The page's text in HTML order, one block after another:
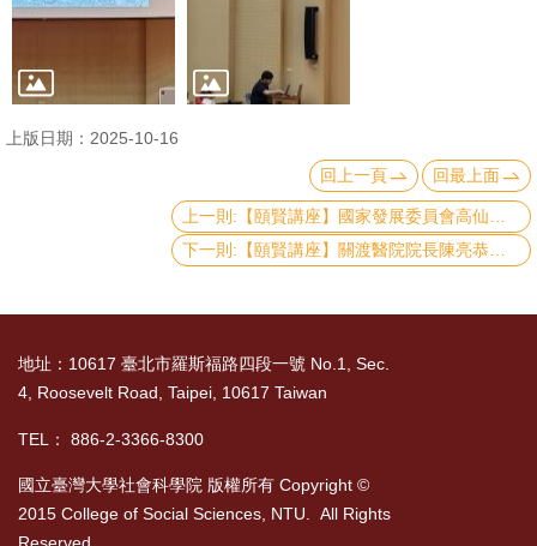
圖
館
回
首
網
站
覽
上版日期：2025-10-16
回上一頁
回最上面
地址：10617 臺北市羅斯福路四段一號 No.1, Sec.
4, Roosevelt Road, Taipei, 10617 Taiwan
TEL： 886-2-3366-8300
國立臺灣大學社會科學院 版權所有 Copyright ©
2015 College of Social Sciences, NTU. All Rights